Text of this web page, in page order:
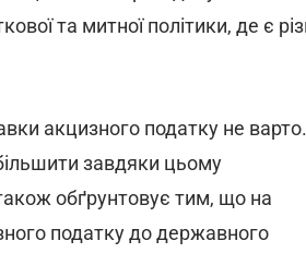
та митної політики, де є
акцизного податку не варто.
завдяки цьому
обґрунтовує тим, що на
податку до державного